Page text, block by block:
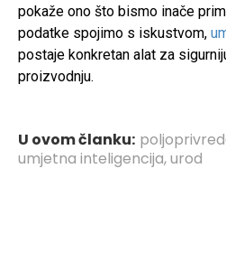
pokaže ono što bismo inače
podatke spojimo s iskustvom,
postaje konkretan alat za
proizvodnju.
U ovom članku:
umjetna inteligencija,urod